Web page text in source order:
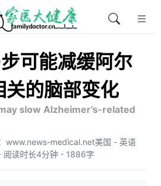
可能减缓阿尔
关的脑部变化
slow Alzheimer’s-related
www.news-medical.net美国 - 英语
读时长4分钟 - 1886字